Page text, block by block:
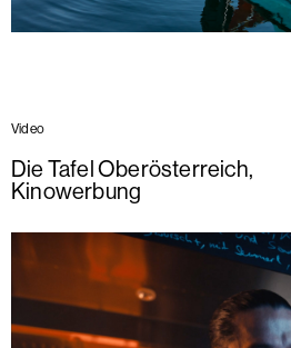
Video
Die Tafel Oberösterreich,
Kinowerbung